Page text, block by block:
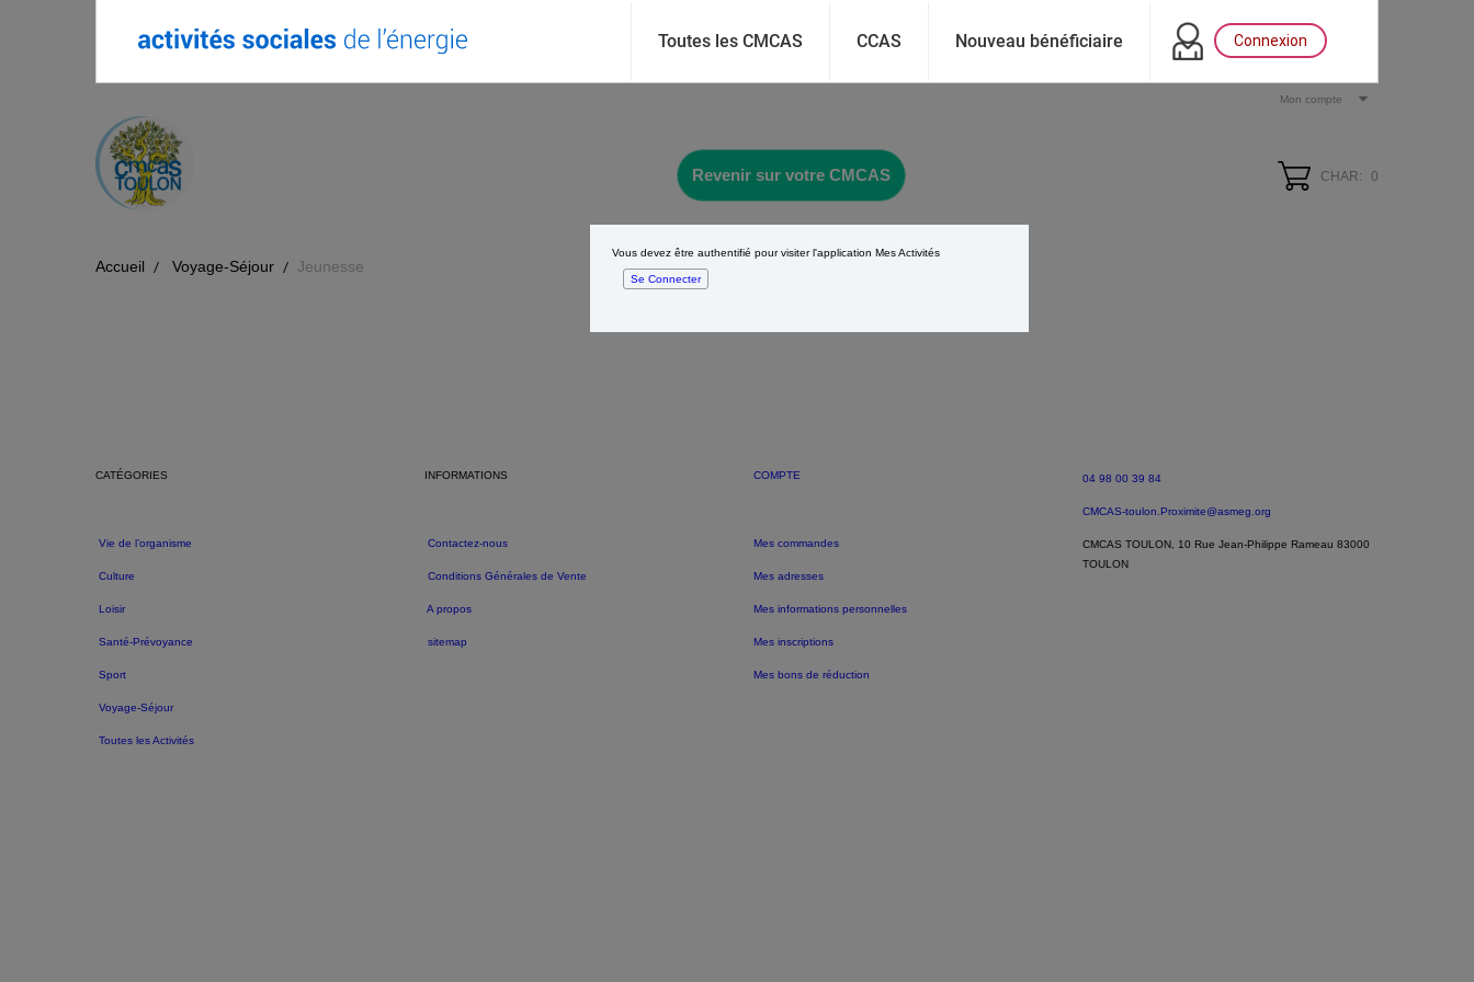
Toutes les CMCAS CCAS Nouveau bénéficiaire Connexion
Vous devez être authentifié pour visiter l'application Mes Activités
Se Connecter
Mon compte
Revenir sur votre CMCAS CHAR: 0
Accueil Voyage-Séjour Jeunesse
CATÉGORIES
Vie de l’organisme
Culture
Loisir
Santé-Prévoyance
Sport
Voyage-Séjour
Toutes les Activités
INFORMATIONS
Contactez-nous
Conditions Générales de Vente
A propos
sitemap
COMPTE
Mes commandes
Mes adresses
Mes informations personnelles
Mes inscriptions
Mes bons de réduction
04 98 00 39 84
CMCAS-toulon.Proximite@asmeg.org
CMCAS TOULON, 10 Rue Jean-Philippe Rameau 83000
TOULON